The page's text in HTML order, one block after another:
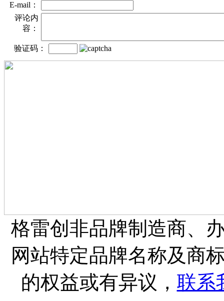
E-mail：
评论内
容：
验证码：
格雷创非品牌制造商、
网站特定品牌名称及商
的权益或有异议， 联系